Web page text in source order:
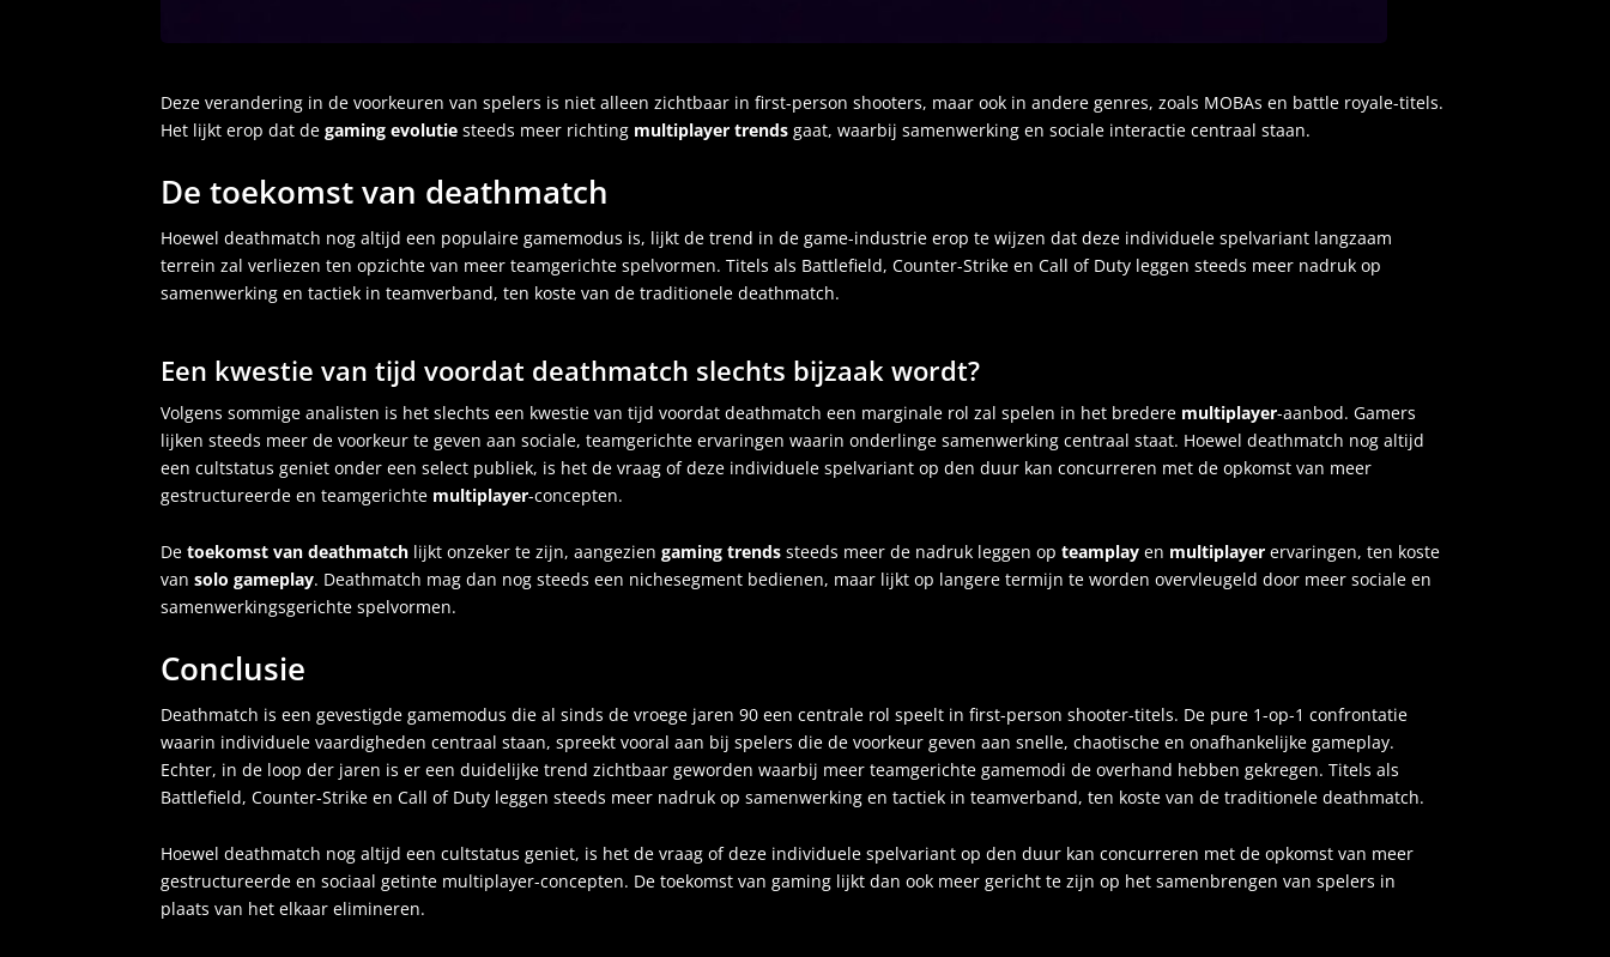
Deze verandering in de voorkeuren van spelers is niet alleen zichtbaar in first-person shooters, maar ook in andere genres, zoals MOBAs en battle royale-titels.
Het lijkt erop dat degaming evolutie steeds meer richting multiplayer trends gaat, waarbij samenwerking en sociale interactie centraal staan.
De toekomst van deathmatch
Hoewel deathmatch nog altijd een populaire gamemodus is, lijkt de trend in de game-industrie erop te wijzen dat deze individuele spelvariant langzaam
terrein zal verliezen ten opzichte van meer teamgerichte spelvormen. Titels als Battlefield, Counter-Strike en Call of Duty leggen steeds meer nadruk op
samenwerking en tactiek in teamverband, ten koste van de traditionele deathmatch.
Een kwestie van tijd voordat deathmatch slechts bijzaak wordt?
Volgens sommige analisten is het slechts een kwestie van tijd voordat deathmatch een marginale rol zal spelen in het bredere multiplayer-aanbod. Gamers
lijken steeds meer de voorkeur te geven aan sociale, teamgerichte ervaringen waarin onderlinge samenwerking centraal staat. Hoewel deathmatch nog altijd
een cultstatus geniet onder een select publiek, is het de vraag of deze individuele spelvariant op den duur kan concurreren met de opkomst van meer
gestructureerde en teamgerichte multiplayer-concepten.
Detoekomst van deathmatch lijkt onzeker te zijn, aangeziengaming trends steeds meer de nadruk leggen opteamplay en multiplayer ervaringen, ten koste
vansolo gameplay. Deathmatch mag dan nog steeds een nichesegment bedienen, maar lijkt op langere termijn te worden overvleugeld door meer sociale en
samenwerkingsgerichte spelvormen.
Conclusie
Deathmatch is een gevestigde gamemodus die al sinds de vroege jaren 90 een centrale rol speelt in first-person shooter-titels. De pure 1-op-1 confrontatie
waarin individuele vaardigheden centraal staan, spreekt vooral aan bij spelers die de voorkeur geven aan snelle, chaotische en onafhankelijke gameplay.
Echter, in de loop der jaren is er een duidelijke trend zichtbaar geworden waarbij meer teamgerichte gamemodi de overhand hebben gekregen. Titels als
Battlefield, Counter-Strike en Call of Duty leggen steeds meer nadruk op samenwerking en tactiek in teamverband, ten koste van de traditionele deathmatch.
Hoewel deathmatch nog altijd een cultstatus geniet, is het de vraag of deze individuele spelvariant op den duur kan concurreren met de opkomst van meer
gestructureerde en sociaal getinte multiplayer-concepten. De toekomst van gaming lijkt dan ook meer gericht te zijn op het samenbrengen van spelers in
plaats van het elkaar elimineren.